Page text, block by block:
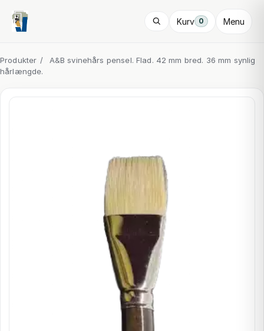
Kurv 0 Menu
Produkter /
A&B svinehårs pensel. Flad. 42 mm bred. 36 mm synlig
hårlængde.